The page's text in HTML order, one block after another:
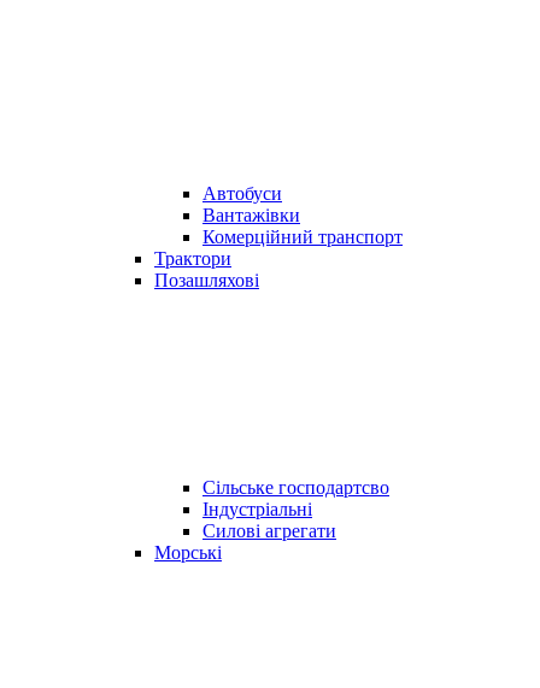
Автобуси
Вантажівки
Комерційний транспорт
Трактори
Позашляхові
Сільське господартсво
Індустріальні
Силові агрегати
Морські